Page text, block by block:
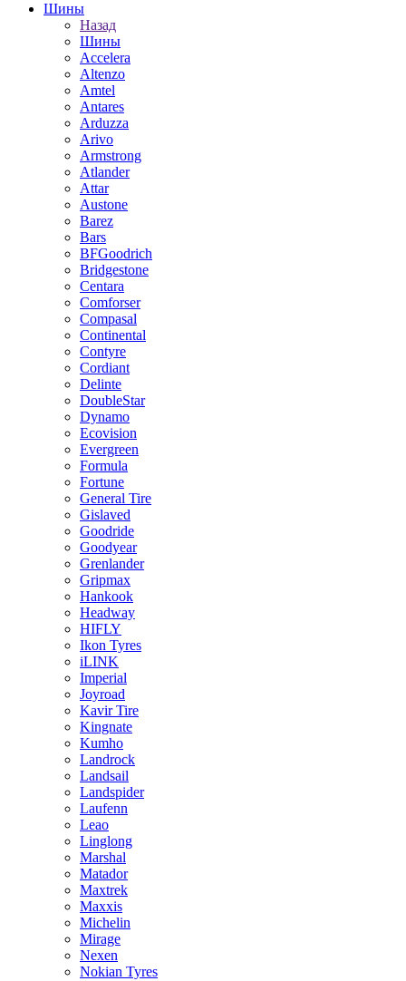
Шины
Назад
Шины
Accelera
Altenzo
Amtel
Antares
Arduzza
Arivo
Armstrong
Atlander
Attar
Austone
Barez
Bars
BFGoodrich
Bridgestone
Centara
Comforser
Compasal
Continental
Contyre
Cordiant
Delinte
DoubleStar
Dynamo
Ecovision
Evergreen
Formula
Fortune
General Tire
Gislaved
Goodride
Goodyear
Grenlander
Gripmax
Hankook
Headway
HIFLY
Ikon Tyres
iLINK
Imperial
Joyroad
Kavir Tire
Kingnate
Kumho
Landrock
Landsail
Landspider
Laufenn
Leao
Linglong
Marshal
Matador
Maxtrek
Maxxis
Michelin
Mirage
Nexen
Nokian Tyres